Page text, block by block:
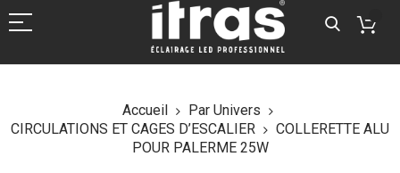
Accueil
Par Univers
CIRCULATIONS ET CAGES D’ESCALIER
COLLERETTE ALU
POUR PALERME 25W